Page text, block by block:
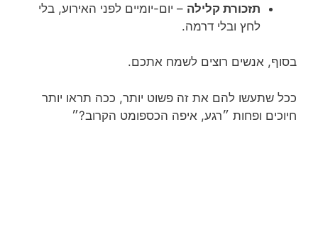
תזכורת קלילה – יום-יומיים לפני האירוע, בלי
לחץ ובלי דרמה.
בסוף, אנשים רוצים לשמח אתכם.
ככל שתעשו להם את זה פשוט יותר, ככה תראו יותר
חיוכים ופחות ״רגע, איפה הכספומט הקרוב?״